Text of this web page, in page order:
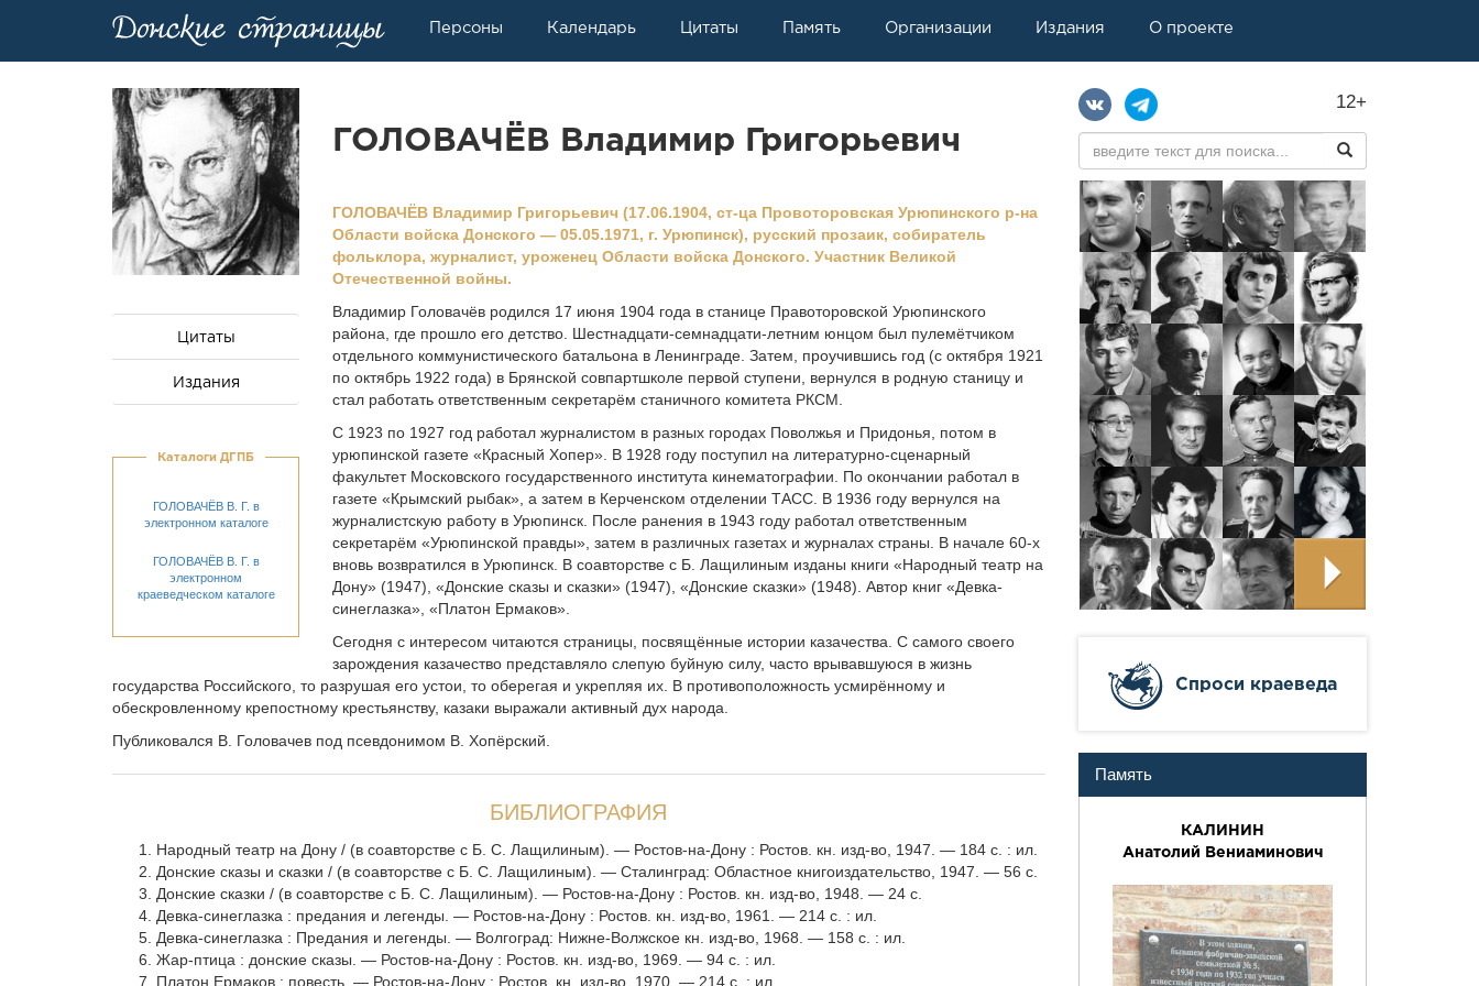
Персоны Календарь Цитаты Память Организации Издания О проекте
Цитаты
Издания
Каталоги ДГПБ
ГОЛОВАЧЁВ В. Г. в
электронном каталоге
ГОЛОВАЧЁВ В. Г. в
электронном
краеведческом каталоге
ГОЛОВАЧЁВ Владимир Григорьевич
ГОЛОВАЧЁВ Владимир Григорьевич (17.06.1904, ст-ца Провоторовская Урюпинского р-на
Области войска Донского — 05.05.1971, г. Урюпинск), русский прозаик, собиратель
фольклора, журналист, уроженец Области войска Донского. Участник Великой
Отечественной войны.
Владимир Головачёв родился 17 июня 1904 года в станице Правоторовской Урюпинского
района, где прошло его детство. Шестнадцати-семнадцати-летним юнцом был пулемётчиком
отдельного коммунистического батальона в Ленинграде. Затем, проучившись год (с октября 1921
по октябрь 1922 года) в Брянской совпартшколе первой ступени, вернулся в родную станицу и
стал работать ответственным секретарём станичного комитета РКСМ.
С 1923 по 1927 год работал журналистом в разных городах По­волжья и Придонья, потом в
урюпинской газете «Красный Хопер». В 1928 году поступил на литературно-сценарный
факультет Москов­ского государственного института кинематографии. По окончании работал в
газете «Крымский рыбак», а затем в Керченском отделе­нии ТАСС. В 1936 году вернулся на
журналистскую работу в Урюпинск. После ранения в 1943 году работал ответственным
секретарём «Урюпинской правды», затем в различных газетах и журналах страны. В начале 60-х
вновь возвратился в Урюпинск. В соавторстве с Б. Лащилиным изданы книги «Народный театр на
Дону» (1947), «Донские сказы и сказки» (1947), «Донские сказки» (1948). Автор книг «Девка-
синеглазка», «Платон Ермаков».
Сегодня с интересом читаются страницы, посвящённые истории казачества. С самого своего
зарождения казачество представляло слепую буйную силу, часто врывавшуюся в жизнь
государства Российского, то разрушая его устои, то оберегая и укрепляя их. В противоположность усмирённому и
обескровленному крепостному крестьянству, казаки выражали активный дух народа.
Публиковался В. Головачев под псевдонимом В. Хопёрский.
БИБЛИОГРАФИЯ
Народный театр на Дону / (в соавторстве с Б. С. Лащилиным). — Ростов-на-Дону : Ростов. кн. изд-во, 1947. — 184 с. : ил.
Донские сказы и сказки / (в соавторстве с Б. С. Лащилиным). — Сталинград: Областное книгоиздательство, 1947. — 56 с.
Донские сказки / (в соавторстве с Б. С. Лащилиным). — Ростов-на-Дону : Ростов. кн. изд-во, 1948. — 24 с.
Девка-синеглазка : предания и легенды. — Ростов-на-Дону : Ростов. кн. изд-во, 1961. — 214 с. : ил.
Девка-синеглазка : Предания и легенды. — Волгоград: Нижне-Волжское кн. изд-во, 1968. — 158 с. : ил.
Жар-птица : донские сказы. — Ростов-на-Дону : Ростов. кн. изд-во, 1969. — 94 с. : ил.
Платон Ермаков : повесть. — Ростов-на-Дону : Ростов. кн. изд-во, 1970. — 214 с. : ил.
12+
Cпроси краеведа
Память
КАЛИНИН
Анатолий Вениаминович